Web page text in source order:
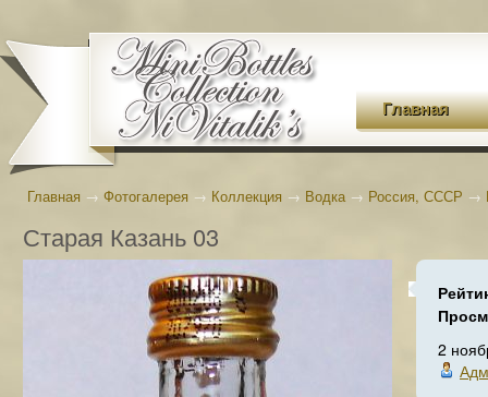
Главная
Главная → Фотогалерея → Коллекция → Водка→ Россия, СССР →
Старая Казань 03
2